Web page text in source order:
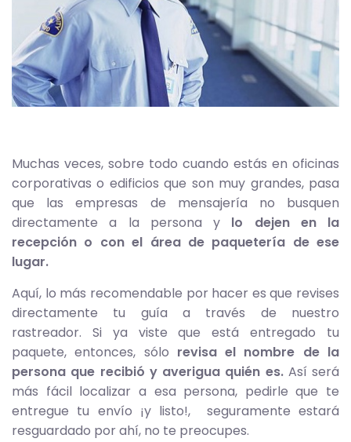
Muchas veces, sobre todo cuando estás en oficinas
corporativas o edificios que son muy grandes, pasa
que las empresas de mensajería no busquen
directamente a la persona y lo dejen en la
recepción o con el área de paquetería de ese
lugar.
Aquí, lo más recomendable por hacer es que revises
directamente tu guía a través de nuestro
rastreador. Si ya viste que está entregado tu
paquete, entonces, sólo revisa el nombre de la
persona que recibió y averigua quién es.Así será
más fácil localizar a esa persona, pedirle que te
entregue tu envío ¡y listo!, seguramente estará
resguardado por ahí, no te preocupes.